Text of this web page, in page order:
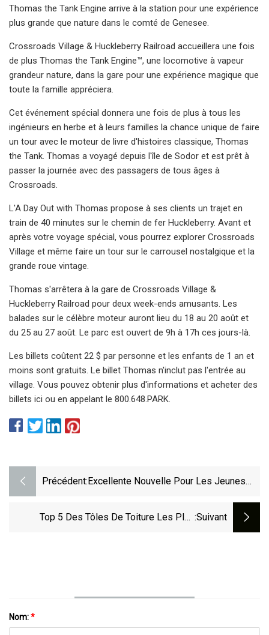
Thomas the Tank Engine arrive à la station pour une expérience
plus grande que nature dans le comté de Genesee.
Crossroads Village & Huckleberry Railroad accueillera une fois
de plus Thomas the Tank Engine™, une locomotive à vapeur
grandeur nature, dans la gare pour une expérience magique que
toute la famille appréciera.
Cet événement spécial donnera une fois de plus à tous les
ingénieurs en herbe et à leurs familles la chance unique de faire
un tour avec le moteur de livre d'histoires classique, Thomas
the Tank. Thomas a voyagé depuis l'île de Sodor et est prêt à
passer la journée avec des passagers de tous âges à
Crossroads.
L'A Day Out with Thomas propose à ses clients un trajet en
train de 40 minutes sur le chemin de fer Huckleberry. Avant et
après votre voyage spécial, vous pourrez explorer Crossroads
Village et même faire un tour sur le carrousel nostalgique et la
grande roue vintage.
Thomas s'arrêtera à la gare de Crossroads Village &
Huckleberry Railroad pour deux week-ends amusants. Les
balades sur le célèbre moteur auront lieu du 18 au 20 août et
du 25 au 27 août. Le parc est ouvert de 9h à 17h ces jours-là.
Les billets coûtent 22 $ par personne et les enfants de 1 an et
moins sont gratuits. Le billet Thomas n'inclut pas l'entrée au
village. Vous pouvez obtenir plus d'informations et acheter des
billets ici ou en appelant le 800.648.PARK.
Précédent: Excellente Nouvelle Pour Les Jeunes
Au Premier Rang Pour Cela
Top 5 Des Tôles De Toiture Les Plus :suivant
Nom:*